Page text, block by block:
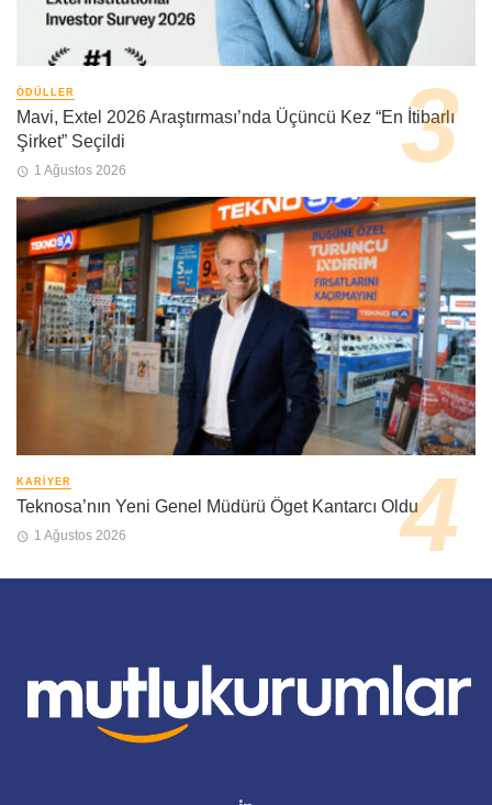
ÖDÜLLER
Mavi, Extel 2026 Araştırması’nda Üçüncü Kez “En İtibarlı
Şirket” Seçildi
1 Ağustos 2026
KARIYER
Teknosa’nın Yeni Genel Müdürü Öget Kantarcı Oldu
1 Ağustos 2026